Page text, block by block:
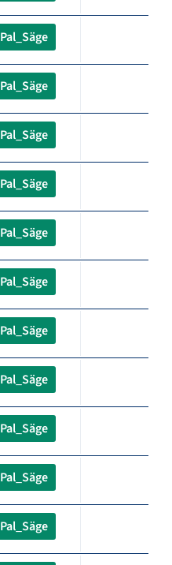
Pal_Säge
Pal_Säge
Pal_Säge
Pal_Säge
Pal_Säge
Pal_Säge
Pal_Säge
Pal_Säge
Pal_Säge
Pal_Säge
Pal_Säge